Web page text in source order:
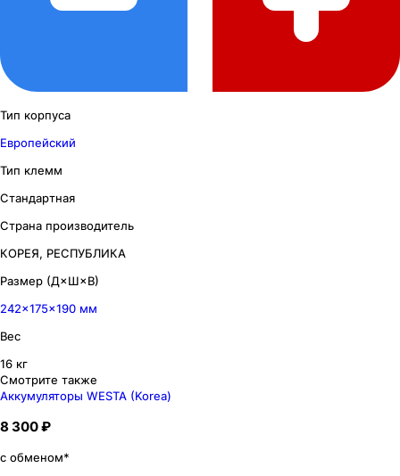
Тип корпуса
Европейский
Тип клемм
Стандартная
Страна производитель
КОРЕЯ, РЕСПУБЛИКА
Размер (Д×Ш×В)
242×175×190 мм
Вес
16 кг
Смотрите также
Аккумуляторы WESTA (Korea)
8 300 ₽
с обменом*